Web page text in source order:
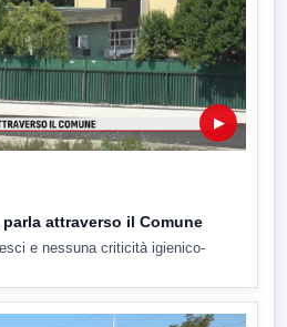
▶
attraverso il Comune
e nessuna criticità igienico-